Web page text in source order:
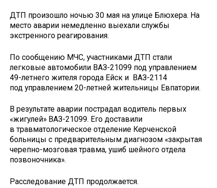
ДТП произошло ночью 30 мая на улице Блюхера. На
место аварии немедленно выехали службы
экстренного реагирования.
По сообщению МЧС, участниками ДТП стали
легковые автомобили ВАЗ-21099 под управлением
49-летнего жителя города Ейск и ВАЗ-2114
под управлением 20-летней жительницы Евпатории.
В результате аварии пострадал водитель первых
«жигулей» ВАЗ-21099. Его доставили
в травматологическое отделение Керченской
больницы с предварительным диагнозом «закрытая
черепно-мозговая травма, ушиб шейного отдела
позвоночника».
Расследование ДТП продолжается.